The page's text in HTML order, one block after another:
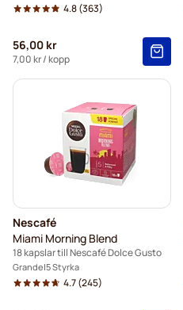
4.8(363)
56,00 kr
7,00 kr/ kopp
Nescafé
Miami Morning Blend
18 kapslar till Nescafé Dolce Gusto
Grande 5 Styrka
4.7(245)